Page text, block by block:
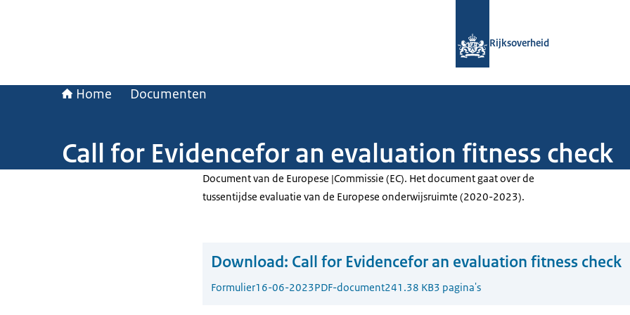
Rijksoverheid
Home Documenten
Call for Evidencefor an evaluation fitness check
Document van de Europese |Commissie (EC). Het document gaat over de
tussentijdse evaluatie van de Europese onderwijsruimte (2020-2023).
Download: Call for Evidencefor an evaluation fitness check
Formulier16-06-2023PDF-document241.38 KB3 pagina's